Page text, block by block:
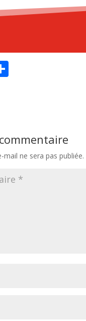
er
mail ne sera pas publiée.